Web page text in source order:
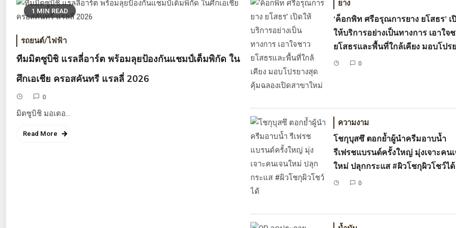
OR จุดประกายศักยภาพเยาวชน ผ่านกิจกรรม OR
นางพิชาภรณ์ วงศ์ศรี ผู้จัดการฝ่ายสื่อสารองค์กร บริษัท ป…
1 MIN READ
รถยนต์/ไฟฟ้า
ทีมมิตซูบิชิ แรลลี่อาร์ต พร้อมลุยป้องกันแชมป์เต็มพิกัด ใน
ศึกเอเชีย ครอสคันทรี แรลลี่ 2026
0
มิตซูบิชิ มอเตอ…
Read More
ยาง
‘ค็อกพิท ศรีอรุณการยาง ยโสธร’ เ
ให้บริการอย่างเป็นทางการ เอาใจ
ยโสธรและพื้นที่ใกล้เคียง มอบโปรย
สุดคุ้มฉลองเปิดสาขาใหม่
0
ความงาม
โชกุบุสซึ ตอกย้ำผู้นำครีมอาบน้ำ
รีเฟรชแบรนด์ครั้งใหญ่ มุ่งเจาะคน
ใหม่ ปลุกกระแส #ผิวโชกุผิวโชว์ได้
0